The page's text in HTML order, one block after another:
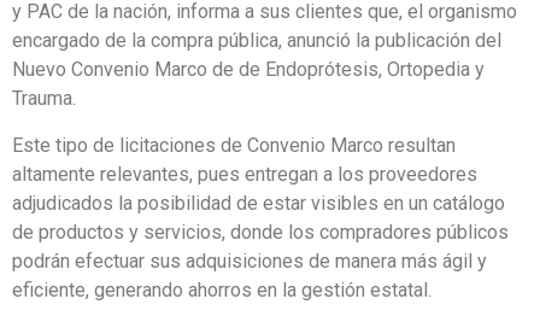
y PAC de la nación, informa a sus clientes que, el organismo
encargado de la compra pública, anunció la publicación del
Nuevo Convenio Marco de de Endoprótesis, Ortopedia y
Trauma.
Este tipo de licitaciones de Convenio Marco resultan
altamente relevantes, pues entregan a los proveedores
adjudicados la posibilidad de estar visibles en un catálogo
de productos y servicios, donde los compradores públicos
podrán efectuar sus adquisiciones de manera más ágil y
eficiente, generando ahorros en la gestión estatal.